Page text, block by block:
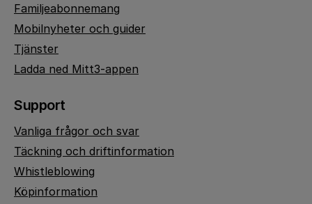
Familjeabonnemang
Mobilnyheter och guider
Tjänster
Ladda ned Mitt3-appen
Support
Vanliga frågor och svar
Täckning och driftinformation
Whistleblowing
Köpinformation